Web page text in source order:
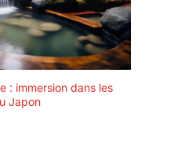
: immersion dans les
Japon